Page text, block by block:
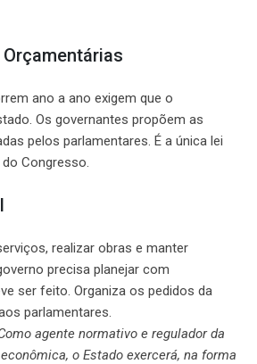
ano a ano exigem que o
Os governantes propõem as
pelos parlamentares. É a única lei
Congresso.
realizar obras e manter
precisa planejar com
ser feito. Organiza os pedidos da
parlamentares.
agente normativo e regulador da
o Estado exercerá, na forma